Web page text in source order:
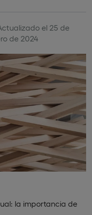
el 25 de
de 2024
la importancia de